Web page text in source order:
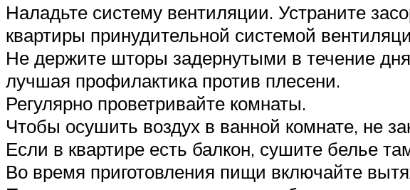
Наладьте систему вентиляции. Устраните
квартиры принудительной системой
Не держите шторы задернутыми в течение
лучшая профилактика против плесени.
Регулярно проветривайте комнаты.
Чтобы осушить воздух в ванной комнате, не
Если в квартире есть балкон, сушите белье
Во время приготовления пищи включайте